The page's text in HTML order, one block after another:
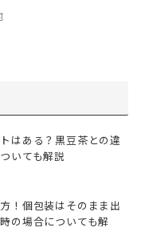
はある？黒豆茶との違
いても解説
！個包装はそのまま出
の場合についても解